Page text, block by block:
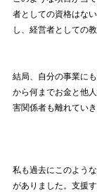
者としての資格はな
し、経営者としての
結局、自分の事業に
から何までお金と他
害関係者も離れていき
私も過去にこのよう
がありました。支援